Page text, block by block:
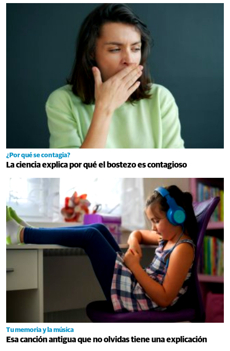
¿Por qué se contagia?
La ciencia explica por qué el bostezo es contagioso
Tu memoria y la música
Esa canción antigua que no olvidas tiene una explicación